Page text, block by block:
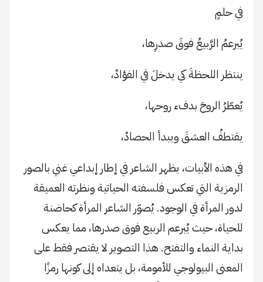
في حلمٍ
يُبرعمُ الرَّبيعُ فوقَ صدرِها،
ينتظر اللحظةَ كي يدخلَ في الفؤادْ،
يُعطّرُ الروحَ بدفء روحها،
يقتطفُ العشقَ ويبدأ الحصادْ،
في هذه الأبيات، يظهر الشاعر في إطار إبداعي غني بالصور
الرمزية التي تعكس فلسفته الحياتية ونظرته العميقة
لدور المرأة في الوجود. يُصوّر الشاعر المرأة كحاضنة
للحياة، حيث يُبرعم الربيع فوق صدرها، مما يعكس
بداية النماء والتفتح. هذا التصوير لا يقتصر فقط على
المعنى البيولوجي للأمومة، بل يتعداه إلى كونها رمزًا